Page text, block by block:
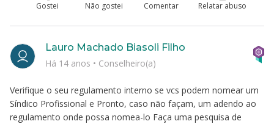
Gostei Não gostei Comentar Relatar abuso
Verifique o seu regulamento interno se vcs podem nomear um
Síndico Profissional e Pronto, caso não façam, um adendo ao
regulamento onde possa nomea-lo Faça uma pesquisa de
Lauro Machado Biasoli Filho
Há 14 anos • Conselheiro(a)